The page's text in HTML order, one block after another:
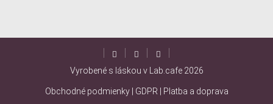
Vyrobené s láskou v Lab.cafe 2026
Obchodné podmienky| GDPR Platba a doprava